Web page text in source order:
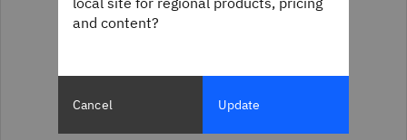
and content?
Cancel Update